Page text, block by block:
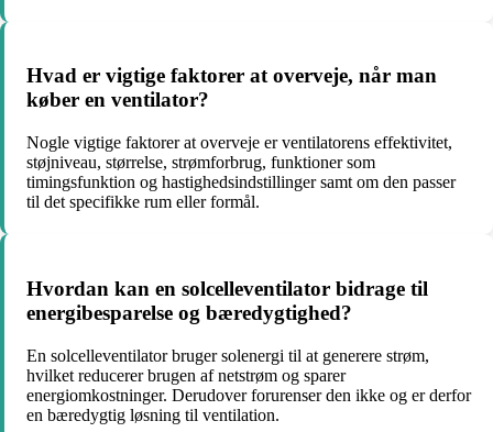
Hvad er vigtige faktorer at overveje, når man
køber en ventilator?
Nogle vigtige faktorer at overveje er ventilatorens effektivitet,
støjniveau, størrelse, strømforbrug, funktioner som
timingsfunktion og hastighedsindstillinger samt om den passer
til det specifikke rum eller formål.
Hvordan kan en solcelleventilator bidrage til
energibesparelse og bæredygtighed?
En solcelleventilator bruger solenergi til at generere strøm,
hvilket reducerer brugen af netstrøm og sparer
energiomkostninger. Derudover forurenser den ikke og er derfor
en bæredygtig løsning til ventilation.